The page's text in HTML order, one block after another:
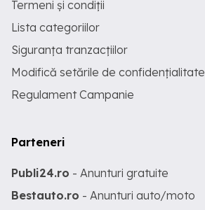
Termeni și condiții
Lista categoriilor
Siguranța tranzacțiilor
Modifică setările de confidențialitate
Regulament Campanie
Parteneri
Publi24.ro - Anunturi gratuite
Bestauto.ro - Anunturi auto/moto